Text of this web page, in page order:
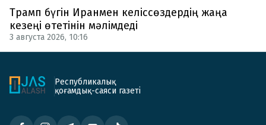
Трамп бүгін Иранмен келіссөздердің жаңа
кезеңі өтетінін мәлімдеді
3 августа 2026, 10:16
Республикалық
қоғамдық-саяси газеті